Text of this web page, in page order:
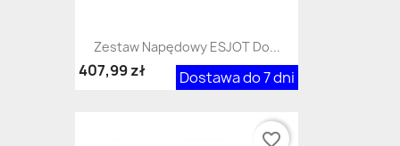
Zestaw Napędowy ESJOT Do...
Dostawa do 7 dni
407,99 zł
favorite_border